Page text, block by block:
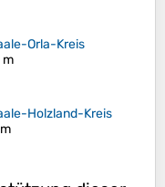
Orla-Kreis
m
Holzland-Kreis